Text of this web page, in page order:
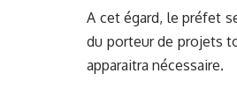
A cet égard, le préfet
du porteur de projets
apparaitra nécessaire.